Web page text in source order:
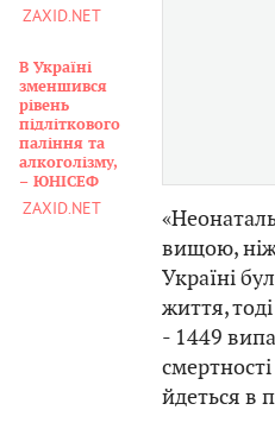
ZAXID.NET
В Україні
зменшився
рівень
підліткового
паління та
алкоголізму,
– ЮНІСЕФ
ZAXID.NET
вищою, ніж
Україні
життя,
- 1449
йдеться в